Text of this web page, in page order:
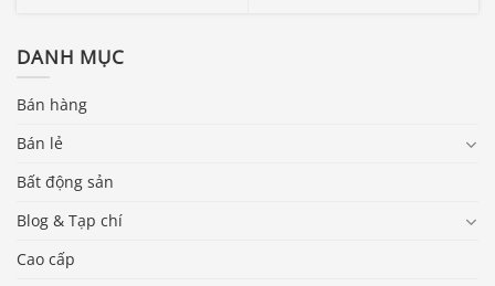
DANH MỤC
Bán hàng
Bán lẻ
Bất động sản
Blog & Tạp chí
Cao cấp